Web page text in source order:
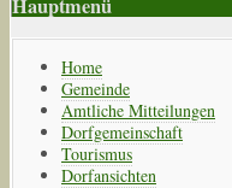
Hauptmenü
Home
Gemeinde
Amtliche Mitteilungen
Dorfgemeinschaft
Tourismus
Dorfansichten